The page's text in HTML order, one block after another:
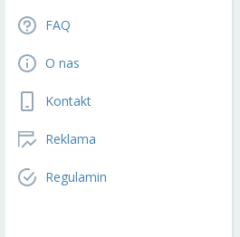
FAQ
O nas
Kontakt
Reklama
Regulamin